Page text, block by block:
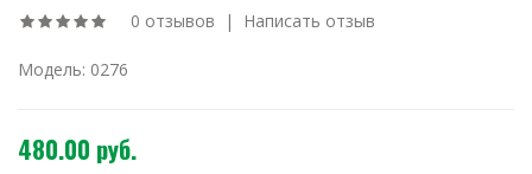
0 отзывов | Написать отзыв
Модель: 0276
480.00 руб.